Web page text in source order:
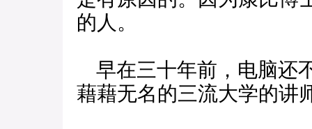
的人。
早在三十年前，电脑还
藉藉无名的三流大学的讲